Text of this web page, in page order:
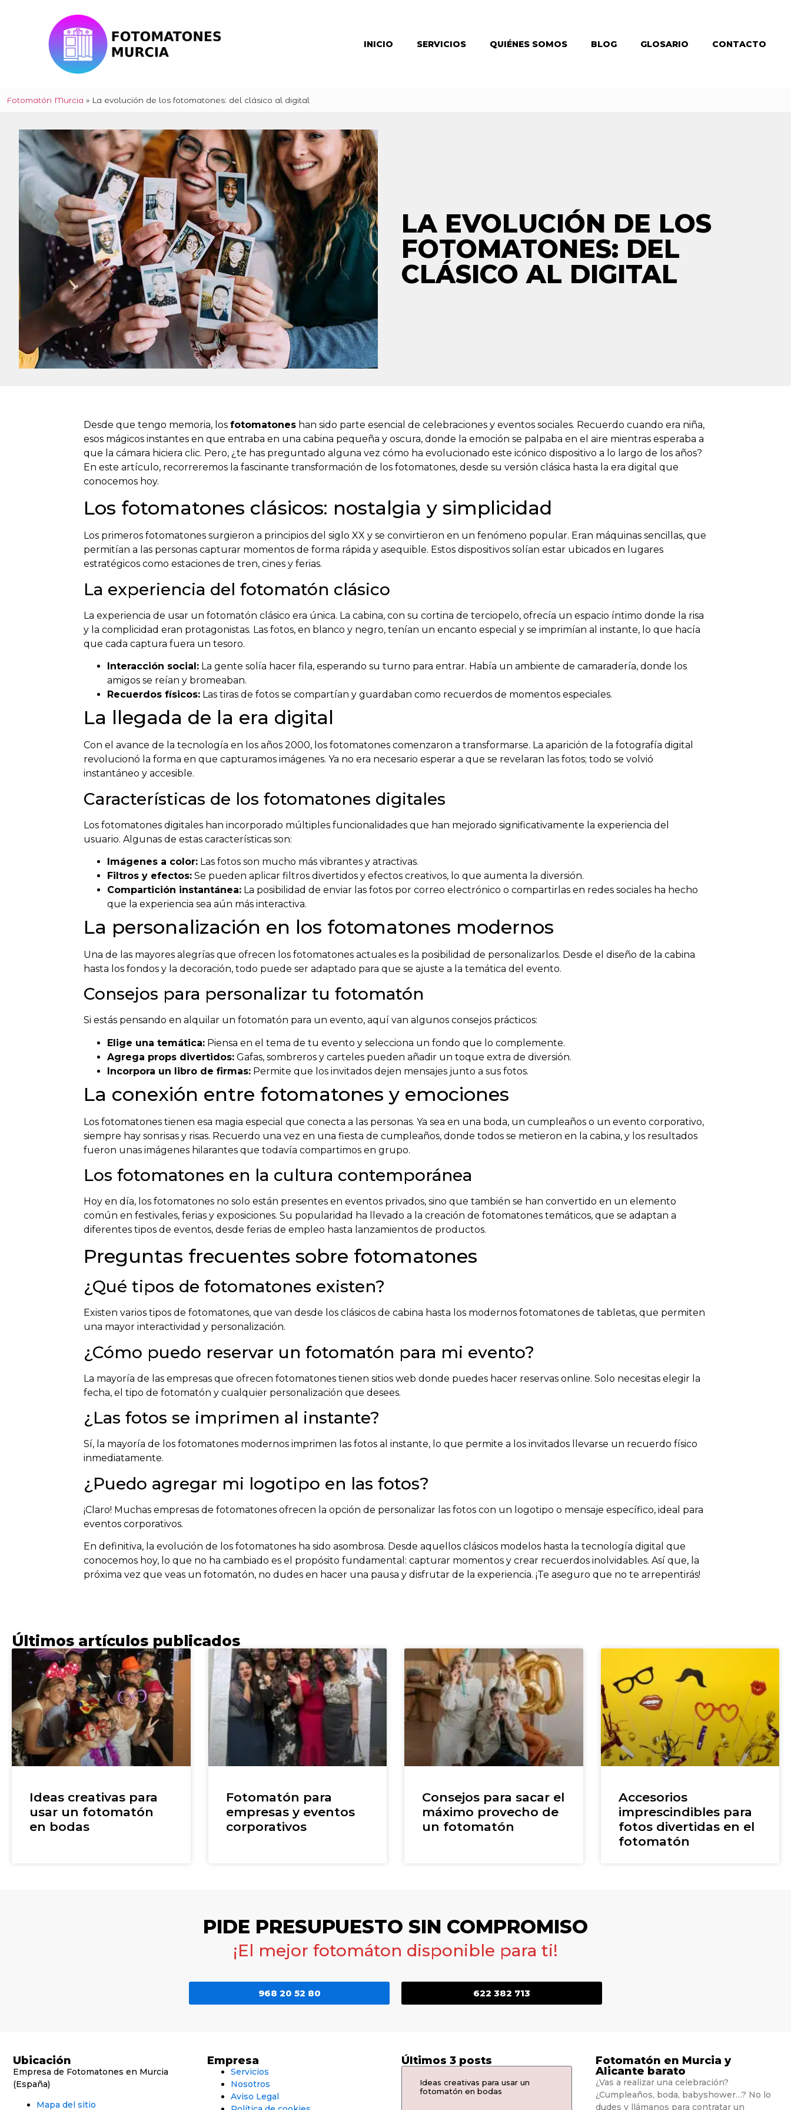
INICIO SERVICIOS QUIÉNES SOMOS BLOG GLOSARIO CONTACTO
Fotomatón Murcia » La evolución de los fotomatones: del clásico al digital
LA EVOLUCIÓN DE LOS
FOTOMATONES: DEL
CLÁSICO AL DIGITAL
Desde que tengo memoria, los fotomatones han sido parte esencial de celebraciones y eventos sociales. Recuerdo cuando era niña,
esos mágicos instantes en que entraba en una cabina pequeña y oscura, donde la emoción se palpaba en el aire mientras esperaba a
que la cámara hiciera clic. Pero, ¿te has preguntado alguna vez cómo ha evolucionado este icónico dispositivo a lo largo de los años?
En este artículo, recorreremos la fascinante transformación de los fotomatones, desde su versión clásica hasta la era digital que
conocemos hoy.
Los fotomatones clásicos: nostalgia y simplicidad
Los primeros fotomatones surgieron a principios del siglo XX y se convirtieron en un fenómeno popular. Eran máquinas sencillas, que
permitían a las personas capturar momentos de forma rápida y asequible. Estos dispositivos solían estar ubicados en lugares
estratégicos como estaciones de tren, cines y ferias.
La experiencia del fotomatón clásico
La experiencia de usar un fotomatón clásico era única. La cabina, con su cortina de terciopelo, ofrecía un espacio íntimo donde la risa
y la complicidad eran protagonistas. Las fotos, en blanco y negro, tenían un encanto especial y se imprimían al instante, lo que hacía
que cada captura fuera un tesoro.
Interacción social: La gente solía hacer fila, esperando su turno para entrar. Había un ambiente de camaradería, donde los
amigos se reían y bromeaban.
Recuerdos físicos: Las tiras de fotos se compartían y guardaban como recuerdos de momentos especiales.
La llegada de la era digital
Con el avance de la tecnología en los años 2000, los fotomatones comenzaron a transformarse. La aparición de la fotografía digital
revolucionó la forma en que capturamos imágenes. Ya no era necesario esperar a que se revelaran las fotos; todo se volvió
instantáneo y accesible.
Características de los fotomatones digitales
Los fotomatones digitales han incorporado múltiples funcionalidades que han mejorado significativamente la experiencia del
usuario. Algunas de estas características son:
Imágenes a color: Las fotos son mucho más vibrantes y atractivas.
Filtros y efectos: Se pueden aplicar filtros divertidos y efectos creativos, lo que aumenta la diversión.
Compartición instantánea: La posibilidad de enviar las fotos por correo electrónico o compartirlas en redes sociales ha hecho
que la experiencia sea aún más interactiva.
La personalización en los fotomatones modernos
Una de las mayores alegrías que ofrecen los fotomatones actuales es la posibilidad de personalizarlos. Desde el diseño de la cabina
hasta los fondos y la decoración, todo puede ser adaptado para que se ajuste a la temática del evento.
Consejos para personalizar tu fotomatón
Si estás pensando en alquilar un fotomatón para un evento, aquí van algunos consejos prácticos:
Elige una temática: Piensa en el tema de tu evento y selecciona un fondo que lo complemente.
Agrega props divertidos: Gafas, sombreros y carteles pueden añadir un toque extra de diversión.
Incorpora un libro de firmas: Permite que los invitados dejen mensajes junto a sus fotos.
La conexión entre fotomatones y emociones
Los fotomatones tienen esa magia especial que conecta a las personas. Ya sea en una boda, un cumpleaños o un evento corporativo,
siempre hay sonrisas y risas. Recuerdo una vez en una fiesta de cumpleaños, donde todos se metieron en la cabina, y los resultados
fueron unas imágenes hilarantes que todavía compartimos en grupo.
Los fotomatones en la cultura contemporánea
Hoy en día, los fotomatones no solo están presentes en eventos privados, sino que también se han convertido en un elemento
común en festivales, ferias y exposiciones. Su popularidad ha llevado a la creación de fotomatones temáticos, que se adaptan a
diferentes tipos de eventos, desde ferias de empleo hasta lanzamientos de productos.
Preguntas frecuentes sobre fotomatones
¿Qué tipos de fotomatones existen?
Existen varios tipos de fotomatones, que van desde los clásicos de cabina hasta los modernos fotomatones de tabletas, que permiten
una mayor interactividad y personalización.
¿Cómo puedo reservar un fotomatón para mi evento?
La mayoría de las empresas que ofrecen fotomatones tienen sitios web donde puedes hacer reservas online. Solo necesitas elegir la
fecha, el tipo de fotomatón y cualquier personalización que desees.
¿Las fotos se imprimen al instante?
Sí, la mayoría de los fotomatones modernos imprimen las fotos al instante, lo que permite a los invitados llevarse un recuerdo físico
inmediatamente.
¿Puedo agregar mi logotipo en las fotos?
¡Claro! Muchas empresas de fotomatones ofrecen la opción de personalizar las fotos con un logotipo o mensaje específico, ideal para
eventos corporativos.
En definitiva, la evolución de los fotomatones ha sido asombrosa. Desde aquellos clásicos modelos hasta la tecnología digital que
conocemos hoy, lo que no ha cambiado es el propósito fundamental: capturar momentos y crear recuerdos inolvidables. Así que, la
próxima vez que veas un fotomatón, no dudes en hacer una pausa y disfrutar de la experiencia. ¡Te aseguro que no te arrepentirás!
Últimos artículos publicados
Ideas creativas para
usar un fotomatón
en bodas
Fotomatón para
empresas y eventos
corporativos
Consejos para sacar el
máximo provecho de
un fotomatón
Accesorios
imprescindibles para
fotos divertidas en el
fotomatón
PIDE PRESUPUESTO SIN COMPROMISO
¡El mejor fotomáton disponible para ti!
622 382 713
968 20 52 80
Ubicación
Empresa de Fotomatones en Murcia
(España)
Mapa del sitio
Empresa
Servicios
Nosotros
Aviso Legal
Últimos 3 posts
Ideas creativas para usar un
fotomatón en bodas
Fotomatón en Murcia y
Alicante barato
¿Vas a realizar una celebración?
¿Cumpleaños, boda, babyshower…? No lo
dudes y llámanos para contratar un